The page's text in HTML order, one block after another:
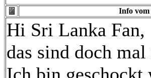
Info vom
Hi Sri Lanka Fan,
das sind doch